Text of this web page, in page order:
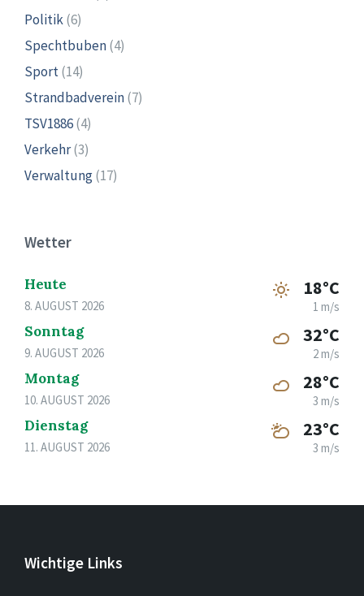
Politik(6)
Spechtbuben(4)
Sport(14)
Strandbadverein(7)
TSV1886(4)
Verkehr(3)
Verwaltung(17)
Wetter
Heute
8. AUGUST 2026
18°C
1 m/s
Sonntag
9. AUGUST 2026
32°C
2 m/s
Montag
10. AUGUST 2026
28°C
3 m/s
Dienstag
11. AUGUST 2026
23°C
3 m/s
Wichtige Links